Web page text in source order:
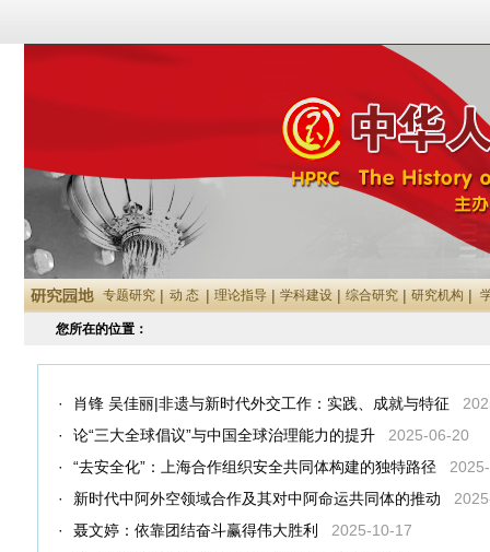
专题研究 | 动 态 | 理论指导 | 学科建设 | 综合研究 | 研究机构 |
您所在的位置：
· 肖锋 吴佳丽|非遗与新时代外交工作：实践、成就与特征
·
论“三大全球倡议”与中国全球治理能力的提升
2025-06-20
·
“去安全化”：上海合作组织安全共同体构建的独特路径
·
新时代中阿外空领域合作及其对中阿命运共同体的推动
·
聂文婷：依靠团结奋斗赢得伟大胜利
2025-10-17